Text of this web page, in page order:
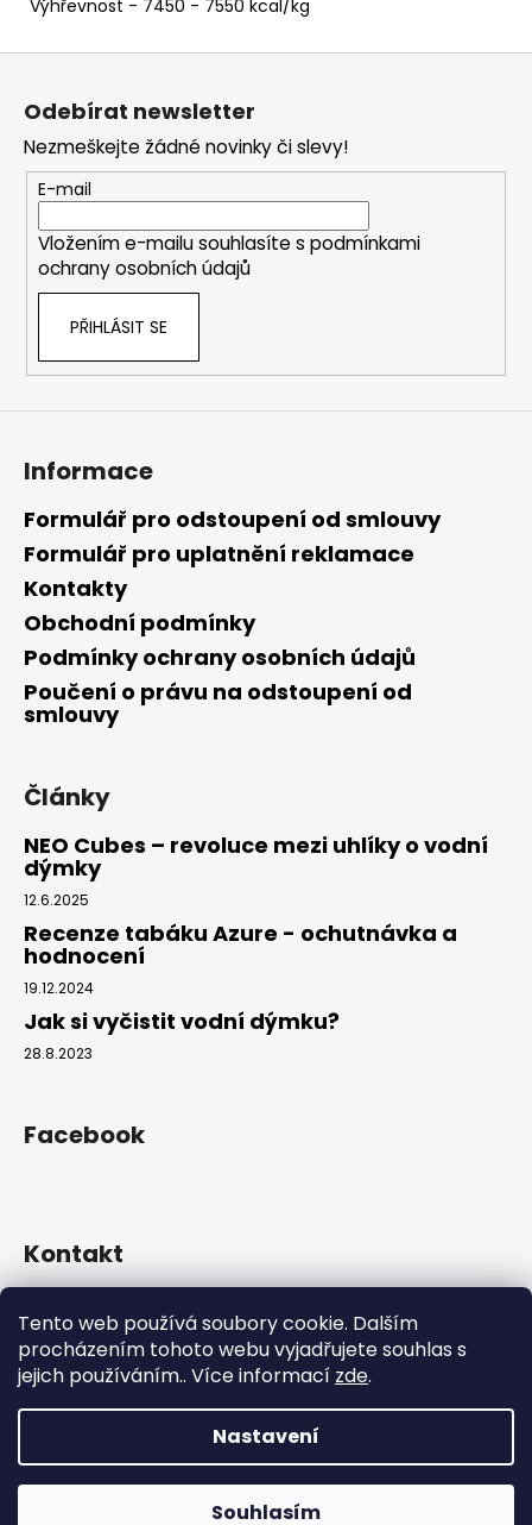
Tento web používá soubory cookie. Dalším
procházením tohoto webu vyjadřujete souhlas s
jejich používáním.. Více informací zde.
Nastavení
Souhlasím
Výhřevnost - 7450 - 7550 kcal/kg
Odebírat newsletter
Nezmeškejte žádné novinky či slevy!
E-mail
Vložením e-mailu souhlasíte s podmínkami
ochrany osobních údajů
PŘIHLÁSIT SE
Informace
Formulář pro odstoupení od smlouvy
Formulář pro uplatnění reklamace
Kontakty
Obchodní podmínky
Podmínky ochrany osobních údajů
Poučení o právu na odstoupení od
smlouvy
Články
NEO Cubes – revoluce mezi uhlíky o vodní
dýmky
12.6.2025
Recenze tabáku Azure - ochutnávka a
hodnocení
19.12.2024
Jak si vyčistit vodní dýmku?
28.8.2023
Facebook
Kontakt
+420 739 522 572
hookah_gang.cz/
Copyright 2026Hookah Gang. Všechna práva vyhrazena.